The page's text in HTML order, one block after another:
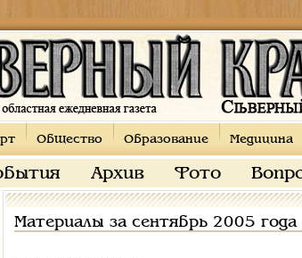
Общество Образование Медицина
Архив Фото
Материалы за сентябрь 2005 года